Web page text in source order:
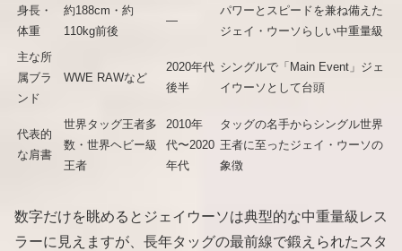
身長・
体重
約188cm・約
110kg前後
―
パワーとスピードを兼ね備えた
ジェイ・ウーソらしい中重量級
主な所
属ブラ
ンド
WWE RAWなど
2020年代
後半
シングルで「Main Event」ジェ
イウーソとして台頭
代表的
な肩書
世界タッグ王者多
数・世界ヘビー級
王者
2010年
代〜2020
年代
タッグの名手からシングル世界
王者に至ったジェイ・ウーソの
象徴
数字だけを眺めるとジェイウーソは典型的な中重量級レス
ラーに見えますが、長年タッグの最前線で鍛えられたスタ